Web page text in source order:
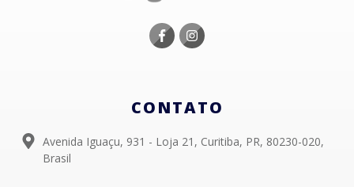
CONTATO
Avenida Iguaçu, 931 - Loja 21, Curitiba, PR, 80230-020,
Brasil